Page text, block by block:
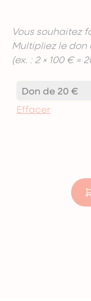
Vous souhaitez
Multipliez le don
(ex. : 2 × 100 € =
Effacer